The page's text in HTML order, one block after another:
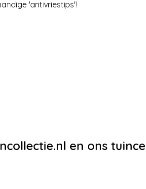
'antivriestips'!
en ons